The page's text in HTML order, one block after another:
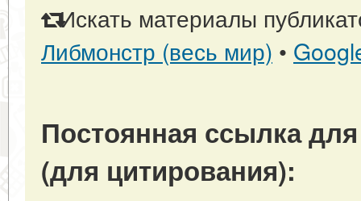
Искать материалы
Либмонстр (весь мир) •
Постоянная ссылка
(для цитирования):